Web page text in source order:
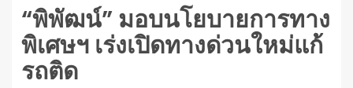
“พิพัฒน์” มอบนโยบายการทาง
พิเศษฯ เร่งเปิดทางด่วนใหม่แก้
รถติด